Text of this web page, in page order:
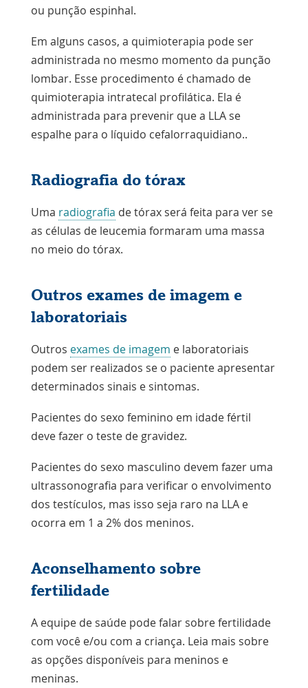
ou punção espinhal.
Em alguns casos, a quimioterapia pode ser
administrada no mesmo momento da punção
lombar. Esse procedimento é chamado de
quimioterapia intratecal profilática. Ela é
administrada para prevenir que a LLA se
espalhe para o líquido cefalorraquidiano..
Radiografia do tórax
Uma radiografia de tórax será feita para ver se
as células de leucemia formaram uma massa
no meio do tórax.
Outros exames de imagem e
laboratoriais
Outros exames de imagem e laboratoriais
podem ser realizados se o paciente apresentar
determinados sinais e sintomas.
Pacientes do sexo feminino em idade fértil
deve fazer o teste de gravidez.
Pacientes do sexo masculino devem fazer uma
ultrassonografia para verificar o envolvimento
dos testículos, mas isso seja raro na LLA e
ocorra em 1 a 2% dos meninos.
Aconselhamento sobre
fertilidade
A equipe de saúde pode falar sobre fertilidade
com você e/ou com a criança. Leia mais sobre
as opções disponíveis para meninos e
meninas.